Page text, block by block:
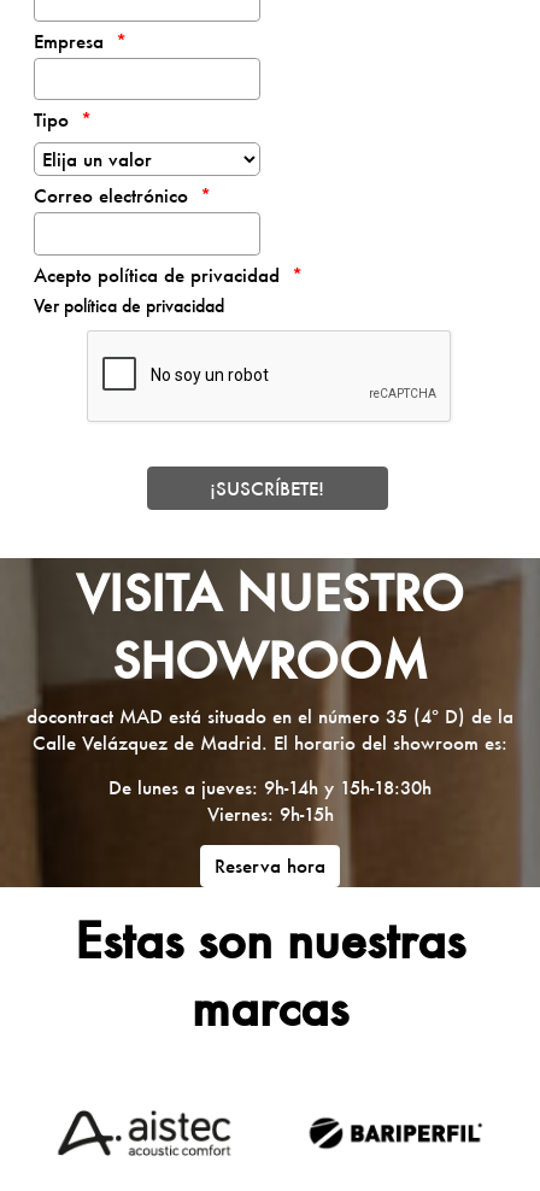
Empresa
Tipo
Correo electrónico
Acepto política de privacidad
Ver política de privacidad
VISITA NUESTRO
SHOWROOM
docontract MAD está situado en el número 35 (4º D) de la
Calle Velázquez de Madrid. El horario del showroom es:
De lunes a jueves: 9h-14h y 15h-18:30h
Viernes: 9h-15h
Reserva hora
Estas son nuestras
marcas